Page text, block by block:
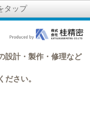
タップ
設計・製作・修理など
さい。